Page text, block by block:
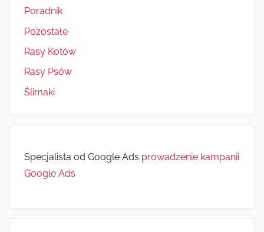
Poradnik
Pozostałe
Rasy Kotów
Rasy Psów
Ślimaki
Specjalista od Google Ads prowadzenie kampanii
Google Ads